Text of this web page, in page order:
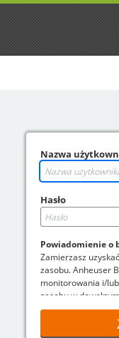
Nazwa
Hasło
Powiadomienie o
Zamierzasz
zasobu. Anheuser
monitorowania i/
zasobu w